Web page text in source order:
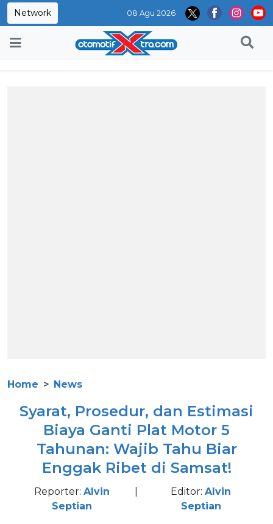
Network 08 Agu 2026
Home News
Syarat, Prosedur, dan Estimasi
Biaya Ganti Plat Motor 5
Tahunan: Wajib Tahu Biar
Enggak Ribet di Samsat!
Reporter: Alvin
Septian
Editor:Alvin
Septian